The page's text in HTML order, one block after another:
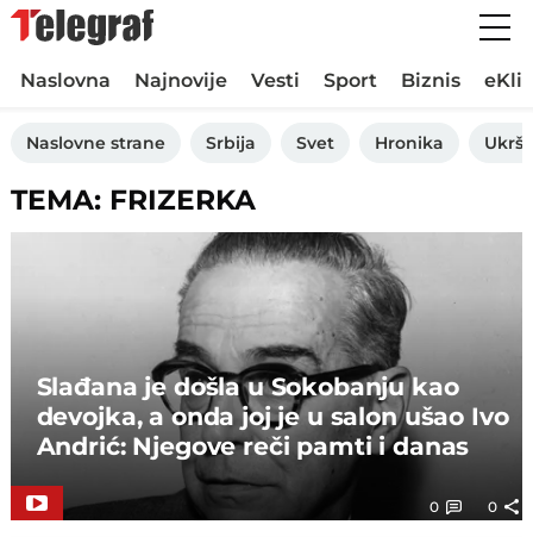
Naslovna Najnovije Vesti Sport Biznis
Naslovne strane Srbija Svet Hronika
TEMA: FRIZERKA
Slađana je došla u Sokobanju kao
devojka, a onda joj je u salon ušao Ivo
Andrić: Njegove reči pamti i danas
0 0